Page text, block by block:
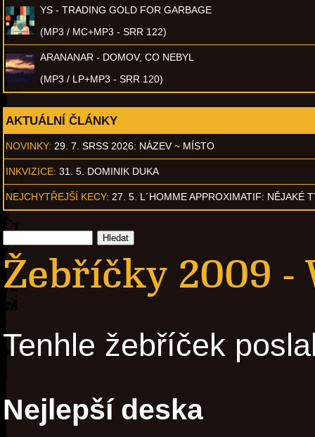
YS - TRADING GOLD FOR GARBAGE
(MP3 / MC+MP3 - SRR 122)
ARANANAR - DOMOV, CO NEBYL
(MP3 / LP+MP3 - SRR 120)
AKTUÁLNÍ ČLÁNKY
NOVINKY: 29. 7. SRSS 2026: NÁZEV ~ MÍSTO
INKVIZICE: 31. 5. DOMINIK DUKA
NEJCHYTŘEJŠÍ KECY: 27. 5. L´HOMME APPROXIMATIF: NĚJAKÉ
Žebříčky 2009 -
Tenhle žebříček
Nejlepší deska